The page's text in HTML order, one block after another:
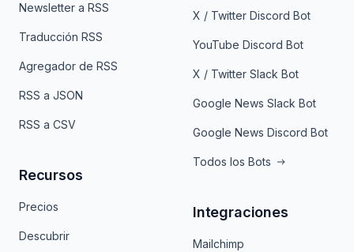
Newsletter a RSS
Traducción RSS
Agregador de RSS
RSS a JSON
RSS a CSV
Recursos
Precios
Descubrir
X / Twitter Discord Bot
YouTube Discord Bot
X / Twitter Slack Bot
Google News Slack Bot
Google News Discord Bot
Todos los Bots
Integraciones
Mailchimp